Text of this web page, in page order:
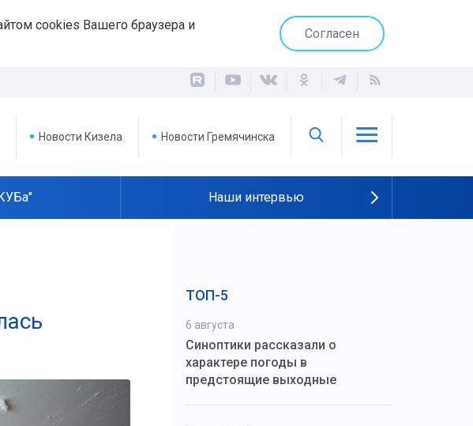
cookies Вашего браузера и
Согласен
Новости Кизела Новости Гремячинска
Наши интервью
ТОП-5
6 августа
Синоптики рассказали о
характере погоды в
предстоящие выходные